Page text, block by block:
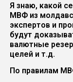
Я знаю, какой
МВФ из
экспертов и
будут
валютные
целей и т.д.
По правилам